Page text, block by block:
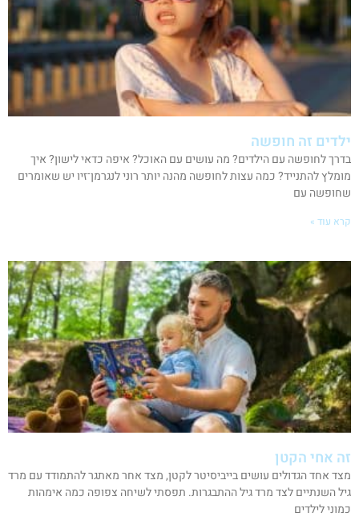
ילדים זה חופשה
בדרך לחופשה עם הילדים? מה עושים עם האוכל? איפה כדאי לישון? איך
מומלץ להתנייד? כמה עצות לחופשה מהנה יותר רוני לנגרמן־זיו יש שאומרים
שחופשה עם
קרא עוד »
זה אחי הקטן
מצד אחד הגדולים עושים בייביסיטר לקטן, מצד אחר מאתגר להתמודד עם מרד
גיל השנתיים לצד מרד גיל ההתבגרות. תפסתי לשיחה צפופה כמה אימהות
כמוני לילדים